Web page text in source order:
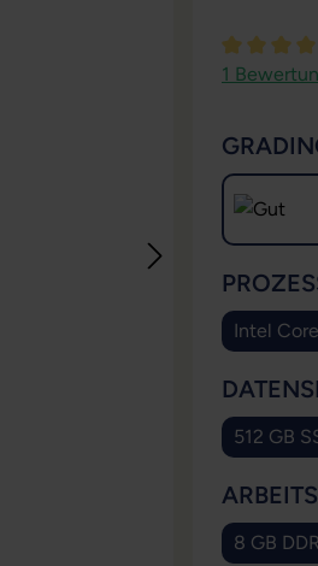
1
Intel
512 GB
8 GB